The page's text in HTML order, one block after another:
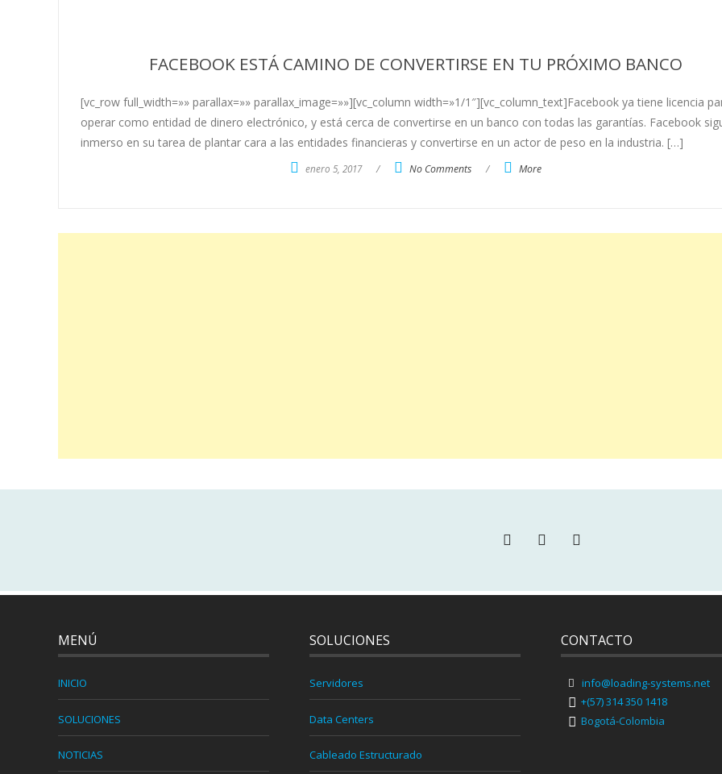
FACEBOOK ESTÁ CAMINO DE CONVERTIRSE EN TU PRÓXIMO BANCO
[vc_row full_width=»» parallax=»» parallax_image=»»][vc_column width=»1/1″][vc_column_text]Facebook ya tiene licencia
operar como entidad de dinero electrónico, y está cerca de convertirse en un banco con todas las garantías. Facebook
inmerso en su tarea de plantar cara a las entidades financieras y convertirse en un actor de peso en la industria. […]
enero 5, 2017 / No Comments / More
MENÚ
INICIO
SOLUCIONES
NOTICIAS
SOLUCIONES
Servidores
Data Centers
Cableado Estructurado
CONTACTO
info@loading-systems.net
+(57) 314 350 1418
Bogotá-Colombia